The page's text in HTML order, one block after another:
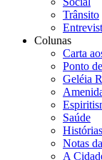
Trânsito
Colunas
Carta
Ponto
Geléia
Saúde
Notas
A